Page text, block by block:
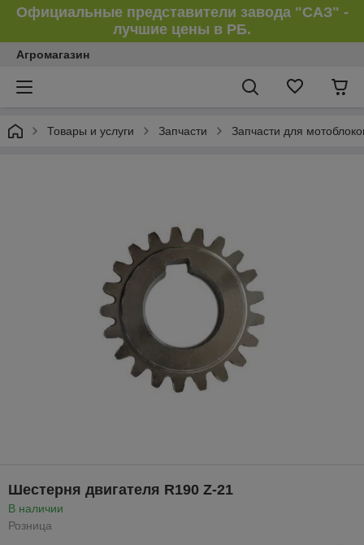
Официальные представители завода "САЗ" -
лучшие цены в РБ.
Агромагазин
Товары и услуги Запчасти Запчасти для
Шестерня двигателя R190 Z-21
В наличии
Розница